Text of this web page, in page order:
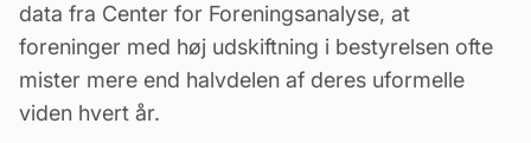
data fra Center for Foreningsanalyse, at
foreninger med høj udskiftning i bestyrelsen ofte
mister mere end halvdelen af deres uformelle
viden hvert år.